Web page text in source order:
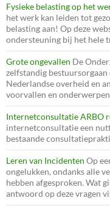
Fysieke belasting op het
het werk kan leiden tot
belasting aan! Op deze
ondersteuning bij het hele
Grote ongevallen De
zelfstandig
Nederlandse overheid en
voorvallen en
Internetconsultatie ARBO
internetconsultatie een
bestaande
Leren van Incidenten Op
ongelukken, ondanks alle
hebben afgesproken. Wat
antwoord op deze vragen